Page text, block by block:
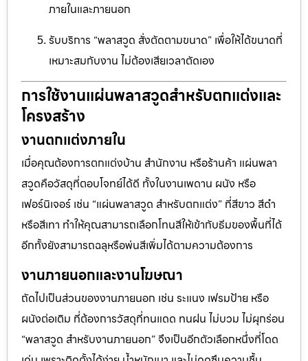
ภายในและภายนอก
รับบริการ “พลาสวูด สั่งตัดตามขนาด” เพื่อให้ได้ขนาดที่
เหมาะสมกับงาน ไม่ต้องเสียเวลาตัดเอง
การใช้งานแผ่นพลาสวูดสำหรับตกแต่งและ
โครงสร้าง
งานตกแต่งภายใน
เมื่อคุณต้องการตกแต่งบ้าน สำนักงาน หรือร้านค้า แผ่นพลา
สวูดคือวัสดุที่ตอบโจทย์ได้ดี ทั้งในงานเพดาน ผนัง หรือ
เฟอร์นิเจอร์ เช่น “แผ่นพลาสวูด สำหรับตกแต่ง” ที่สีขาว สีดำ
หรือสีเทา ทำให้คุณสามารถเลือกโทนสีให้เข้ากับธีมของพื้นที่ได้
อีกทั้งยังสามารถฉลุหรือพ่นสีเพิ่มได้ตามความต้องการ
งานภายนอกและงานโฆษณา
ถัดไปเป็นส่วนของงานภายนอก เช่น ระแนง เฟรมป้าย หรือ
ผนังต่อเติม ที่ต้องการวัสดุที่ทนแดด ทนฝน ไม่บวม ไม่ผุกร่อน
“พลาสวูด สำหรับงานภายนอก” จึงเป็นอีกตัวเลือกหนึ่งที่โดด